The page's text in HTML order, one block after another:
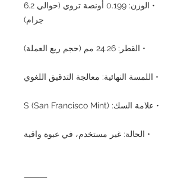
• الوزن: 0.199 أونصة تروي (حوالي 6.2
جرام)
• القطر: 24.26 مم (حجم ربع العملة)
• اللمسة النهائية: معالجة التدقيق اللغوي
• علامة السك: S (San Francisco Mint)
• الحالة: غير مستخدم، في عبوة واقية
⸻